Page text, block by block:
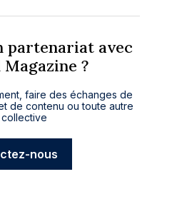
partenariat avec
?
faire des échanges de
de contenu ou toute autre
nous